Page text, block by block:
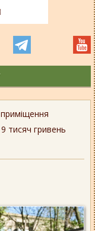
9 тисяч гривень